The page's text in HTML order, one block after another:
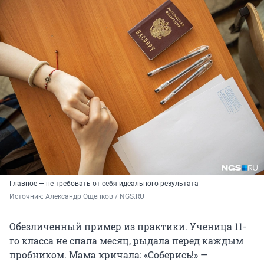
Главное — не требовать от себя идеального результата
Источник: Александр Ощепков / NGS.RU
Обезличенный пример из практики. Ученица 11-
го класса не спала месяц, рыдала перед каждым
пробником. Мама кричала: «Соберись!» —